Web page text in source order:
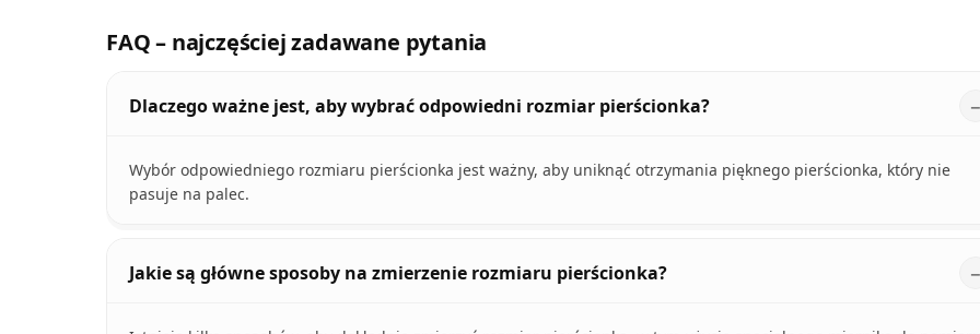
FAQ – najczęściej zadawane pytania
Dlaczego ważne jest, aby wybrać odpowiedni rozmiar pierścionka?
Wybór odpowiedniego rozmiaru pierścionka jest ważny, aby uniknąć otrzymania pięknego pierścionka, który nie
pasuje na palec.
Jakie są główne sposoby na zmierzenie rozmiaru pierścionka?